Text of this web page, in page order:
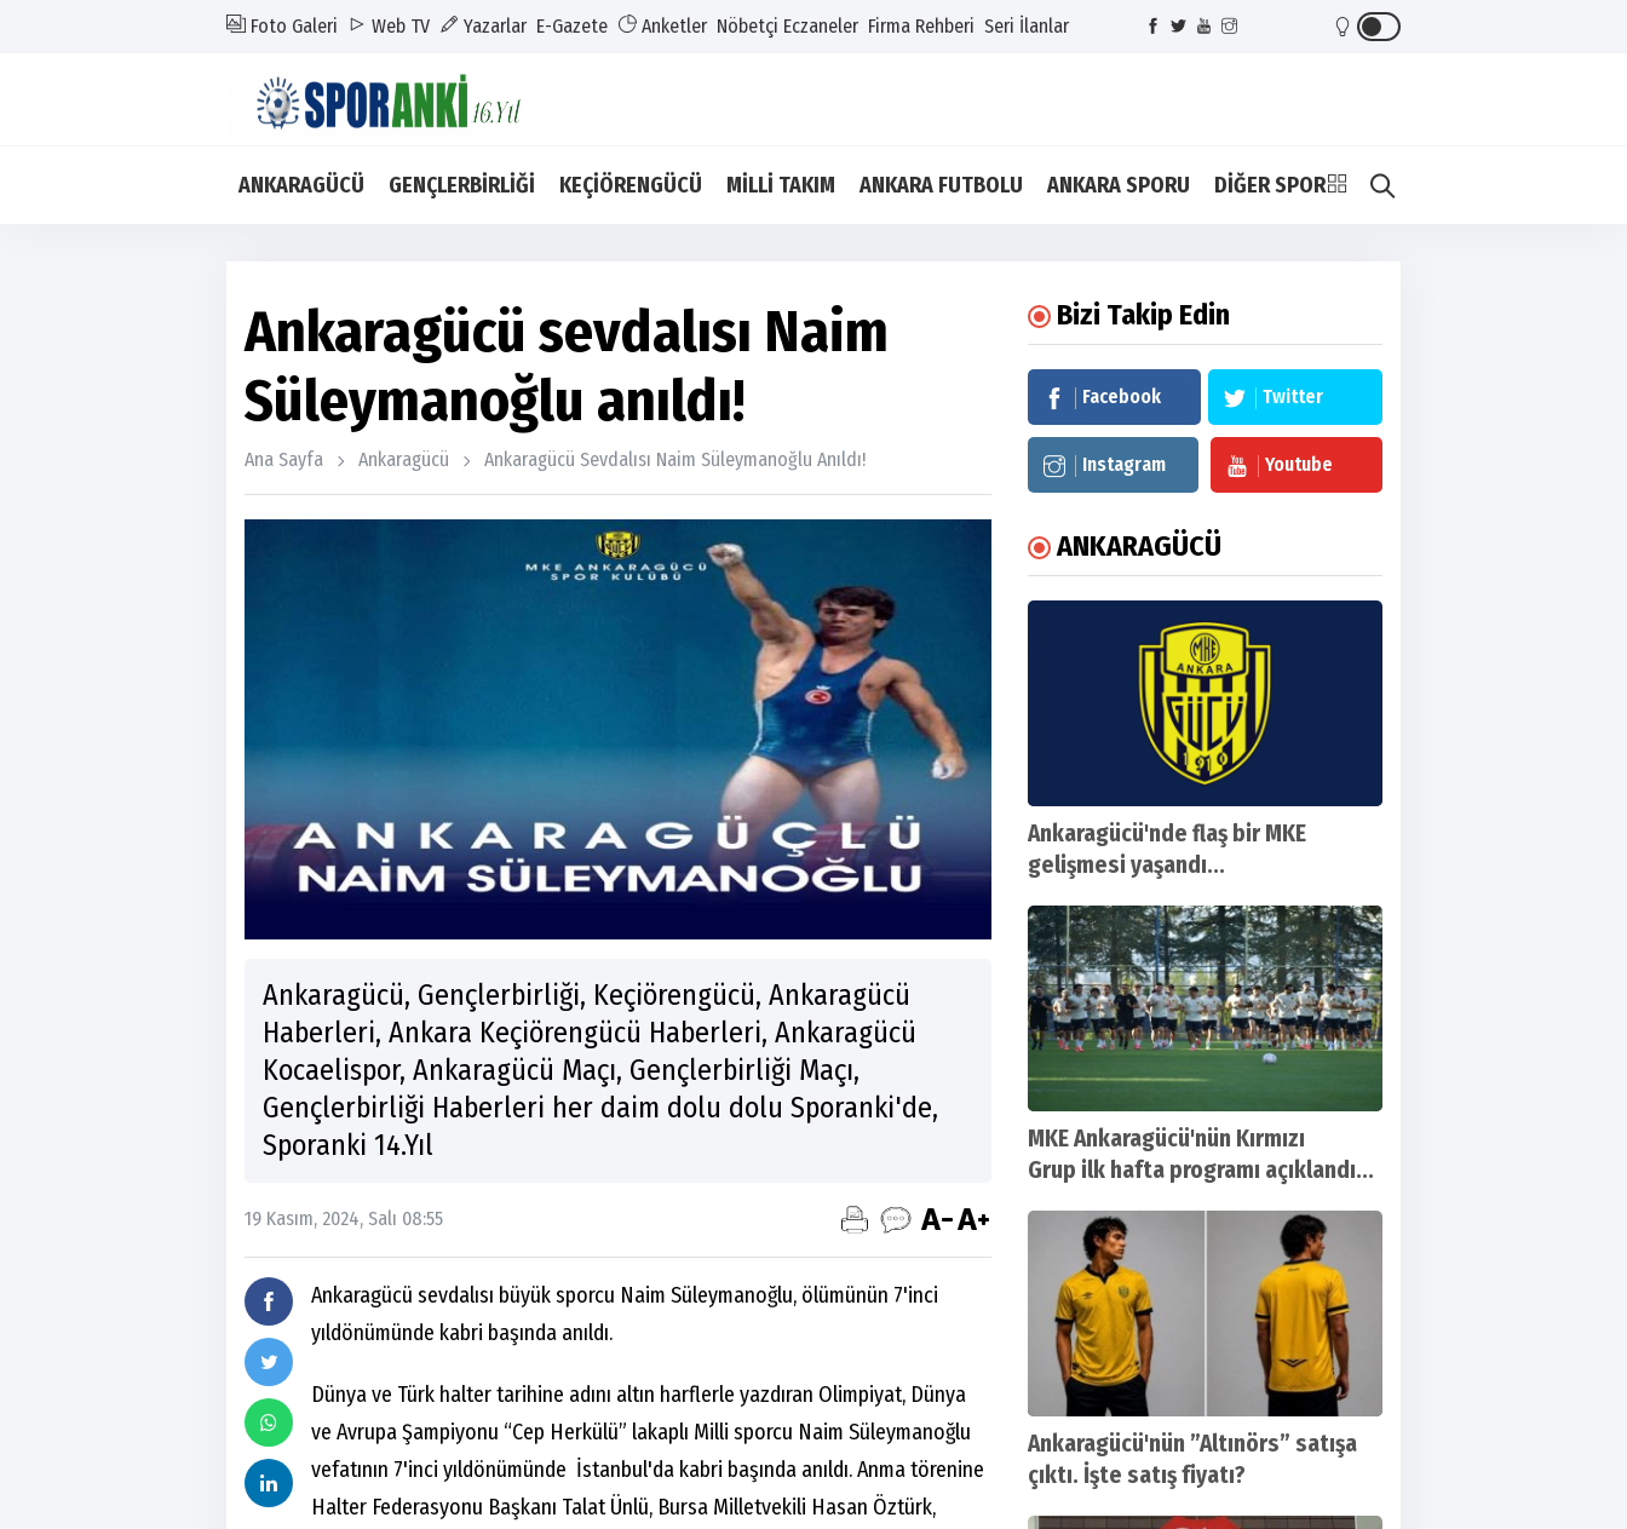
Foto Galeri Web TV Yazarlar E-Gazete Anketler Nöbetçi Eczaneler Firma Rehberi Seri İlanlar
ANKARAGÜCÜ GENÇLERBİRLİĞİ KEÇİÖRENGÜCÜ MİLLİ TAKIM ANKARA FUTBOLU ANKARA SPORU DİĞER SPOR
Ankaragücü sevdalısı Naim
Süleymanoğlu anıldı!
Ana Sayfa Ankaragücü Ankaragücü Sevdalısı Naim Süleymanoğlu Anıldı!
Ankaragücü, Gençlerbirliği, Keçiörengücü, Ankaragücü
Haberleri, Ankara Keçiörengücü Haberleri, Ankaragücü
Kocaelispor, Ankaragücü Maçı, Gençlerbirliği Maçı,
Gençlerbirliği Haberleri her daim dolu dolu Sporanki'de,
Sporanki 14.Yıl
19 Kasım, 2024, Salı 08:55
Ankaragücü sevdalısı büyük sporcu Naim Süleymanoğlu, ölümünün 7'inci
yıldönümünde kabri başında anıldı.
Dünya ve Türk halter tarihine adını altın harflerle yazdıran Olimpiyat, Dünya
ve Avrupa Şampiyonu “Cep Herkülü” lakaplı Milli sporcu Naim Süleymanoğlu
vefatının 7'inci yıldönümünde İstanbul'da kabri başında anıldı. Anma törenine
Halter Federasyonu Başkanı Talat Ünlü, Bursa Milletvekili Hasan Öztürk,
Bizi Takip Edin
Facebook Twitter
Instagram Youtube
ANKARAGÜCÜ
Ankaragücü'nde flaş bir MKE
gelişmesi yaşandı...
MKE Ankaragücü'nün Kırmızı
Grup ilk hafta programı açıklandı...
Ankaragücü'nün ”Altınörs” satışa
çıktı. İşte satış fiyatı?